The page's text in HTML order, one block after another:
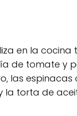
en la cocina
de tomate y
las
la torta de